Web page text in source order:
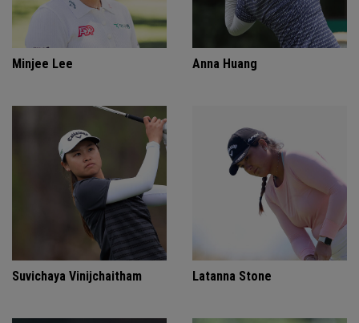
Minjee Lee Anna Huang
Suvichaya Vinijchaitham Latanna Stone